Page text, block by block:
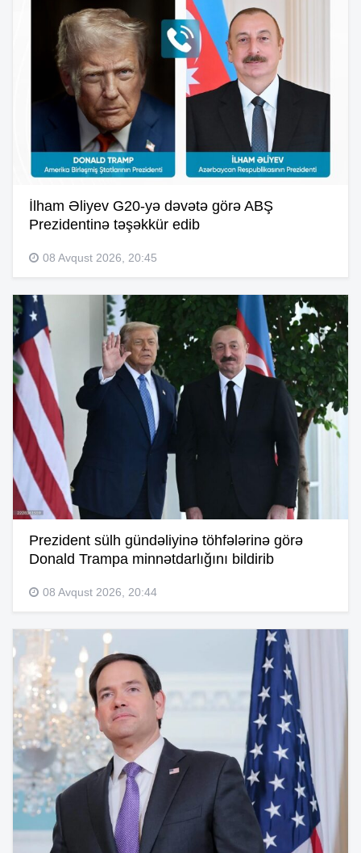
İlham Əliyev G20-yə dəvətə görə ABŞ
Prezidentinə təşəkkür edib
08 Avqust 2026, 20:45
Prezident sülh gündəliyinə töhfələrinə görə
Donald Trampa minnətdarlığını bildirib
08 Avqust 2026, 20:44